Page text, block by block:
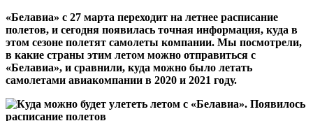
«Белавиа» с 27 марта переходит на летнее расписание
полетов, и сегодня появилась точная информация, куда в
этом сезоне полетят самолеты компании. Мы посмотрели,
в какие страны этим летом можно отправиться с
«Белавиа», и сравнили, куда можно было летать
самолетами авиакомпании в 2020 и 2021 году.